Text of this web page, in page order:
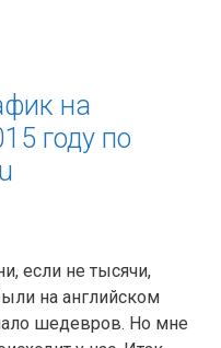
на
году по
если не тысячи,
на английском
шедевров. Но мне